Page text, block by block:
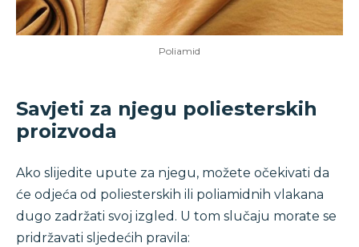
Poliamid
Savjeti za njegu poliesterskih
proizvoda
Ako slijedite upute za njegu, možete očekivati ​​da
će odjeća od poliesterskih ili poliamidnih vlakana
dugo zadržati svoj izgled. U tom slučaju morate se
pridržavati sljedećih pravila: